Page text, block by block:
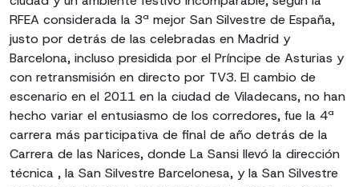
RFEA considerada la 3ª mejor San Silvestre de España,
justo por detrás de las celebradas en Madrid y
Barcelona, ​​incluso presidida por el Príncipe de Asturias y
con retransmisión en directo por TV3. El cambio de
escenario en el 2011 en la ciudad de Viladecans, no han
hecho variar el entusiasmo de los corredores, fue la 4ª
carrera más participativa de final de año detrás de la
Carrera de las Narices, donde La Sansi llevó la dirección
técnica , la San Silvestre Barcelonesa, y la San Silvestre